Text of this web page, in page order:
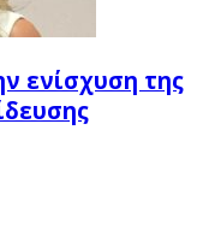
ενίσχυση της